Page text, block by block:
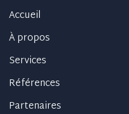
Accueil
À propos
Services
Références
Partenaires